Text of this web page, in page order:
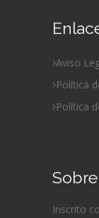
Aviso
Política
Política
Inscrito